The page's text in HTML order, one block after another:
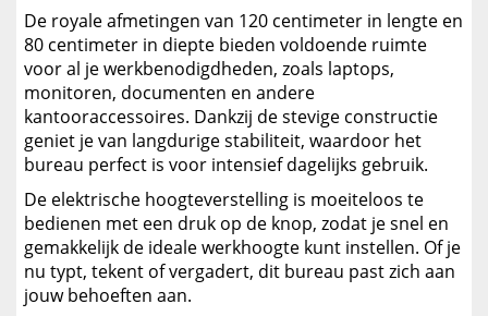
De royale afmetingen van 120 centimeter in lengte en
80 centimeter in diepte bieden voldoende ruimte
voor al je werkbenodigdheden, zoals laptops,
monitoren, documenten en andere
kantooraccessoires. Dankzij de stevige constructie
geniet je van langdurige stabiliteit, waardoor het
bureau perfect is voor intensief dagelijks gebruik.
De elektrische hoogteverstelling is moeiteloos te
bedienen met een druk op de knop, zodat je snel en
gemakkelijk de ideale werkhoogte kunt instellen. Of je
nu typt, tekent of vergadert, dit bureau past zich aan
jouw behoeften aan.